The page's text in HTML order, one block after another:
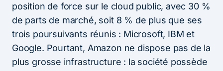
position de force sur le cloud public, avec 30 %
de parts de marché, soit 8 % de plus que ses
trois poursuivants réunis : Microsoft, IBM et
Google. Pourtant, Amazon ne dispose pas de la
plus grosse infrastructure : la société possède